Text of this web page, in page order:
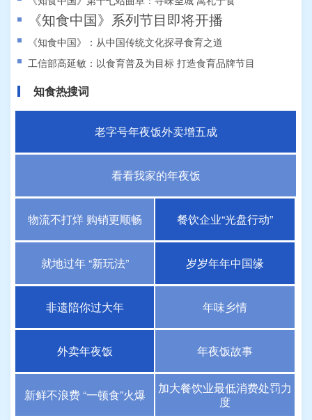
《知食中国》系列节目即将开播
《知食中国》：从中国传统文化探寻食育之道
工信部高延敏：以食育普及为目标 打造食育品牌节目
知食热搜词
老字号年夜饭外卖增五成
看看我家的年夜饭
物流不打烊 购销更顺畅 餐饮企业“光盘行动”
就地过年 “新玩法” 岁岁年年中国缘
非遗陪你过大年 年味乡情
外卖年夜饭 年夜饭故事
新鲜不浪费 “一顿食”火爆
加大餐饮业最低消费处罚力
度